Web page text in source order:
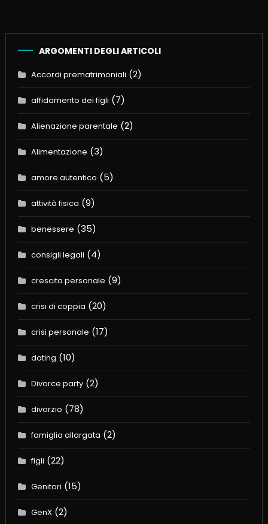
ARGOMENTI DEGLI ARTICOLI
Accordi prematrimoniali (2)
affidamento dei figli (7)
Alienazione parentale (2)
Alimentazione (3)
amore autentico (5)
attività fisica (9)
benessere (35)
consigli legali (4)
crescita personale (9)
crisi di coppia (20)
crisi personale (17)
dating (10)
Divorce party(2)
divorzio (78)
famiglia allargata (2)
figli (22)
Genitori (15)
GenX(2)